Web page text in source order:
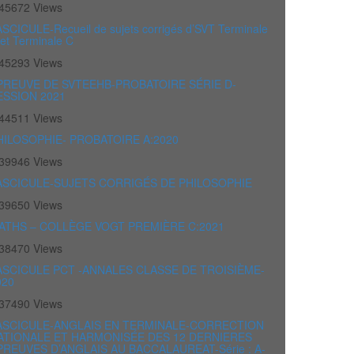
Views
Recueil de sujets corrigés d’SVT Terminale
Terminale C
Views
DE SVTEEHB-PROBATOIRE SÉRIE D-
2021
Views
PROBATOIRE A:2020
39946 Views
SUJETS CORRIGÉS DE PHILOSOPHIE
39650 Views
– COLLÈGE VOGT PREMIÈRE C:2021
38470 Views
PCT -ANNALES CLASSE DE TROISIÈME-
37490 Views
ANGLAIS EN TERMINALE-CORRECTION
ET HARMONISÉE DES 12 DERNIERES
D’ANGLAIS AU BACCALAUREAT-Série : A-